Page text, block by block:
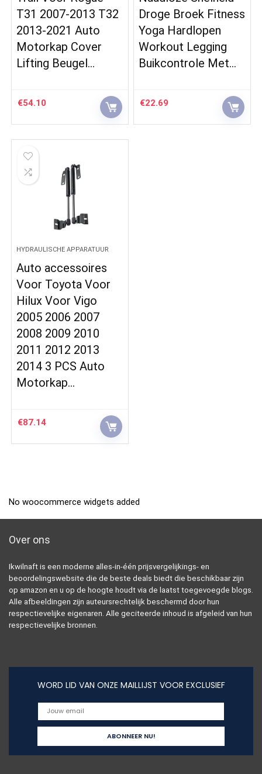
T31 2007-2013 T32
2013-2021 Auto
Motorkap Cover
Lifting Beugel…
€54.10
Droge Broek Fitness
Yoga Hardlopen
Workout Legging
Buikcontrole Met…
€22.69
HYDRAULISCHE APPARATUUR
Auto accessoires
Voor Toyota Voor
Hilux Voor Vigo
2005 2006 2007
2008 2009 2010
2011 2012 2013
2014 3 PCS Auto
Motorkap…
€87.14
No woocommerce widgets added
Over ons
Ikwilnaft is een moderne alles-in-één prijsvergelijkings- en
beoordelingswebsite die de beste deals biedt die beschikbaar zijn
op amazon en u op de hoogte houdt via de laatst toegevoegde blogs.
Alle afbeeldingen zijn auteursrechtelijk beschermd door hun
respectievelijke eigenaren. Alle geciteerde inhoud is afgeleid van hun
respectievelijke bronnen.
WORD LID VAN ONZE MAILLIJST VOOR EXCLUSIEF